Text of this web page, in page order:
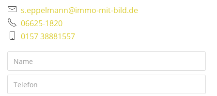
s.eppelmann@immo-mit-bild.de
06625-1820
0157 38881557